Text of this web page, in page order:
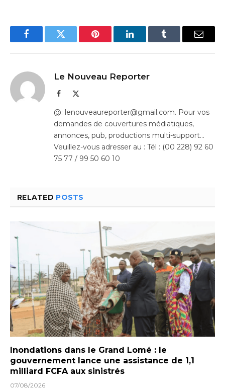
FacebookTwitter Pinterest LinkedInTumblr Email
Le Nouveau Reporter
Facebook
@: lenouveaureporter@gmail.com. Pour vos
demandes de couvertures médiatiques,
annonces, pub, productions multi-support…
Veuillez-vous adresser au : Tél : (00 228) 92 60
75 77 / 99 50 60 10
RELATED POSTS
Inondations dans le Grand Lomé : le
gouvernement lance une assistance de 1,1
milliard FCFA aux sinistrés
07/08/2026